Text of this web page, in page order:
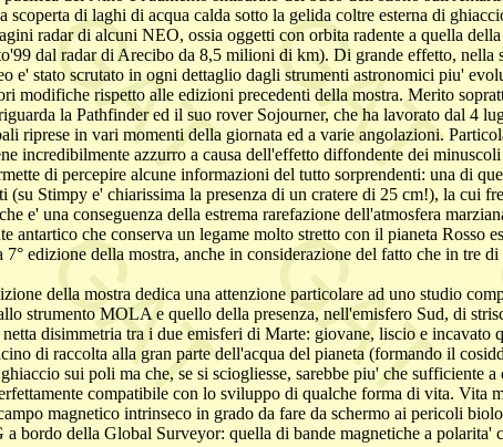
scoperta di laghi di acqua calda sotto la gelida coltre esterna di
radar di alcuni NEO, ossia oggetti con orbita radente a quella
dal radar di Arecibo da 8,5 milioni di km). Di grande effetto,
e' stato scrutato in ogni dettaglio dagli strumenti astronomici piu'
modifiche rispetto alle edizioni precedenti della mostra. Merito
la Pathfinder ed il suo rover Sojourner, che ha lavorato dal 4
riprese in vari momenti della giornata ed a varie angolazioni.
incredibilmente azzurro a causa dell'effetto diffondente dei
di percepire alcune informazioni del tutto sorprendenti: una di
Stimpy e' chiarissima la presenza di un cratere di 25 cm!), la cui
e' una conseguenza della estrema rarefazione dell'atmosfera
antartico che conserva un legame molto stretto con il pianeta Rosso
edizione della mostra, anche in considerazione del fatto che in tre
della mostra dedica una attenzione particolare ad uno studio
strumento MOLA e quello della presenza, nell'emisfero Sud, di
disimmetria tra i due emisferi di Marte: giovane, liscio e
di raccolta alla gran parte dell'acqua del pianeta (formando il
sui poli ma che, se si sciogliesse, sarebbe piu' che
compatibile con lo sviluppo di qualche forma di vita.
magnetico intrinseco in grado da fare da schermo ai pericoli
bordo della Global Surveyor: quella di bande magnetiche a